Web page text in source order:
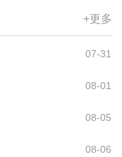
+更多
07-31
08-01
08-05
08-06